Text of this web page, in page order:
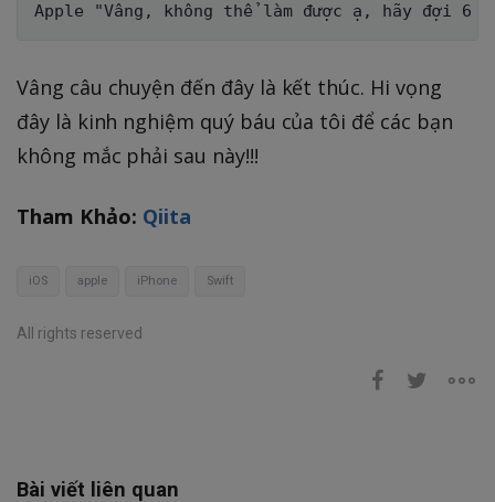
Vâng câu chuyện đến đây là kết thúc. Hi vọng
đây là kinh nghiệm quý báu của tôi để các bạn
không mắc phải sau này!!!
Tham Khảo: Qiita
iOS apple iPhone Swift
All rights reserved
Bài viết liên quan